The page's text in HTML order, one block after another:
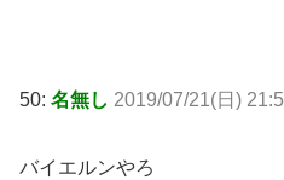
50: 名無し 2019/07/21(日)
バイエルンやろ